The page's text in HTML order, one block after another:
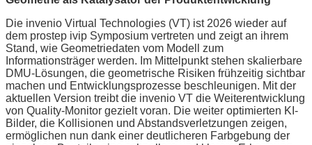
Die invenio Virtual Technologies (VT) ist 2026 wieder auf
dem prostep ivip Symposium vertreten und zeigt an ihrem
Stand, wie Geometriedaten vom Modell zum
Informationsträger werden. Im Mittelpunkt stehen skalierbare
DMU-Lösungen, die geometrische Risiken frühzeitig sichtbar
machen und Entwicklungsprozesse beschleunigen. Mit der
aktuellen Version treibt die invenio VT die Weiterentwicklung
von Quality-Monitor gezielt voran. Die weiter optimierten KI-
Bilder, die Kollisionen und Abstandsverletzungen zeigen,
ermöglichen nun dank einer deutlicheren Farbgebung der